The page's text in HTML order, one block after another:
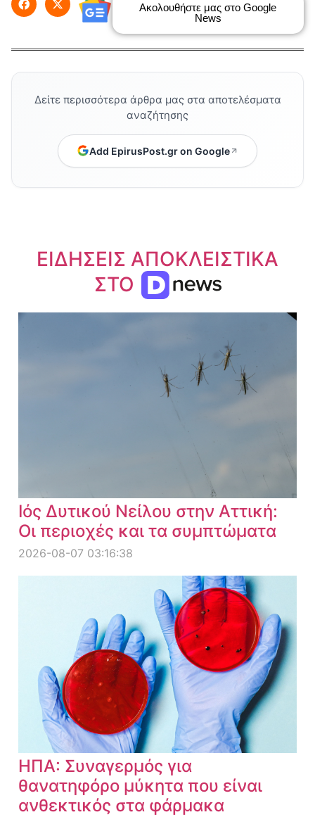
Ακολουθήστε μας στο Google
News
Δείτε περισσότερα άρθρα μας στα αποτελέσματα
αναζήτησης
Add EpirusPost.gr on Google
ΕΙΔΗΣΕΙΣ ΑΠΟΚΛΕΙΣΤΙΚΑ
ΣΤΟ
Ιός Δυτικού Νείλου στην Αττική:
Οι περιοχές και τα συμπτώματα
2026-08-07 03:16:38
ΗΠΑ: Συναγερμός για
θανατηφόρο μύκητα που είναι
ανθεκτικός στα φάρμακα